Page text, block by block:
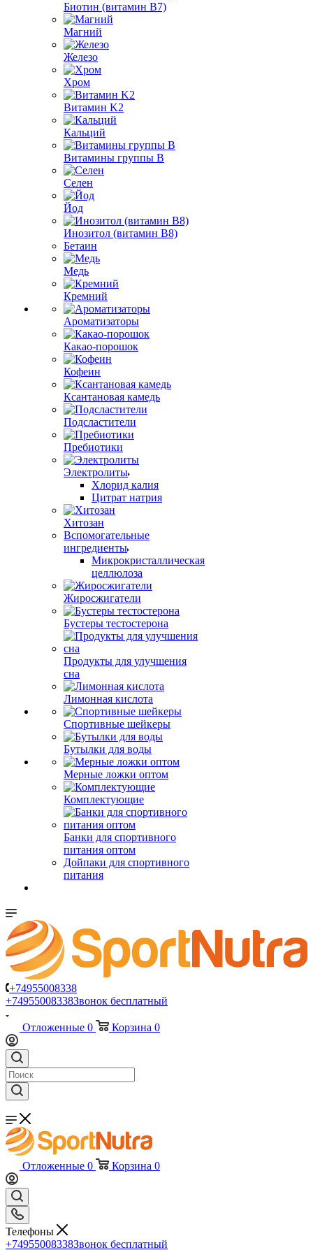
Биотин (витамин B7)
Магний
Железо
Хром
Витамин K2
Кальций
Витамины группы B
Селен
Йод
Инозитол (витамин B8)
Бетаин
Медь
Кремний
Ароматизаторы
Какао-порошок
Кофеин
Ксантановая камедь
Подсластители
Пребиотики
Электролиты
Хлорид калия
Цитрат натрия
Хитозан
Вспомогательные
ингредиенты
Микрокристаллическая
целлюлоза
Жиросжигатели
Бустеры тестостерона
Продукты для улучшения
сна
Лимонная кислота
Спортивные шейкеры
Бутылки для воды
Мерные ложки оптом
Комплектующие
Банки для спортивного
питания оптом
Дойпаки для спортивного
питания
+74955008338
+74955008338Звонок бесплатный
Отложенные 0 Корзина 0
Отложенные 0 Корзина 0
Телефоны
+74955008338Звонок бесплатный